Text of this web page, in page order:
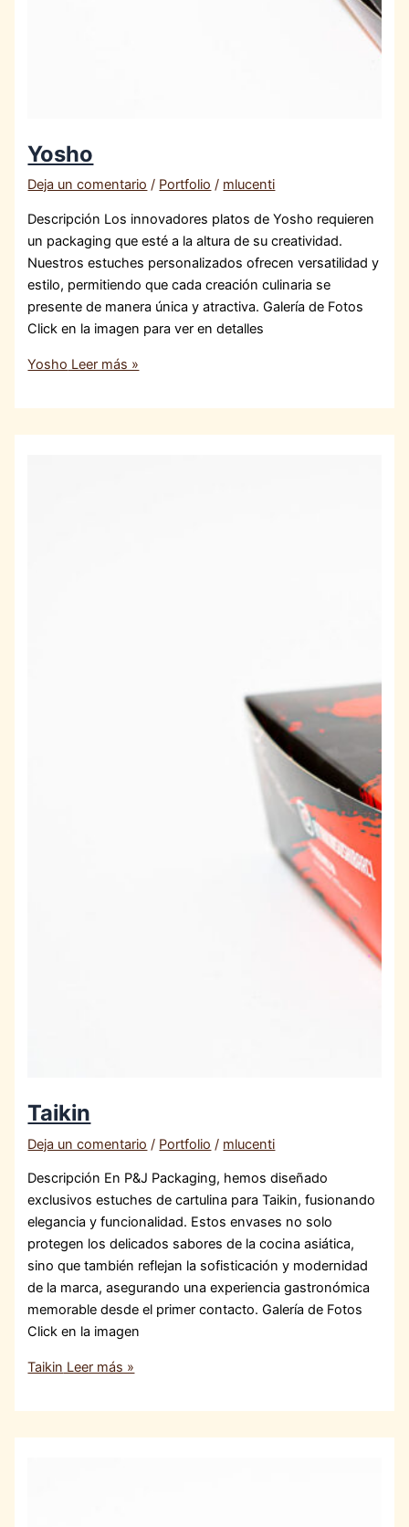
Yosho
Deja un comentario / Portfolio / mlucenti
Descripción Los innovadores platos de Yosho requieren
un packaging que esté a la altura de su creatividad.
Nuestros estuches personalizados ofrecen versatilidad y
estilo, permitiendo que cada creación culinaria se
presente de manera única y atractiva. Galería de Fotos
Click en la imagen para ver en detalles
Yosho Leer más »
Taikin
Deja un comentario / Portfolio / mlucenti
Descripción En P&J Packaging, hemos diseñado
exclusivos estuches de cartulina para Taikin, fusionando
elegancia y funcionalidad. Estos envases no solo
protegen los delicados sabores de la cocina asiática,
sino que también reflejan la sofisticación y modernidad
de la marca, asegurando una experiencia gastronómica
memorable desde el primer contacto. Galería de Fotos
Click en la imagen
Taikin Leer más »